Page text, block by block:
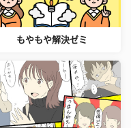
もやもや解決ゼミ